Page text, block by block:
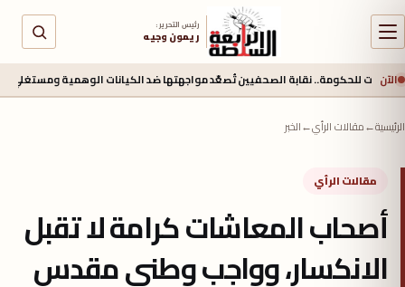
رئيس التحرير :
ريمون وجيه
الآن الصحفيين تُصعّد مواجهتها ضد الكيانات الوهمية ومستغلي المتدربين منذ 16 ساعة
الرئيسية←مقالات الرأي←الخبر
مقالات الرأي
أصحاب المعاشات كرامة لا تقبل
الانكسار، وواجب وطني مقدس